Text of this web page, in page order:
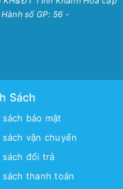
số GP: 56 -
Sách
bảo mật
sách vận chuyển
sách đổi trả
sách thanh toán